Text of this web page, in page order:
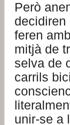
Però
decidiren
feren
mitjà de
selva de
carrils
unir-se a